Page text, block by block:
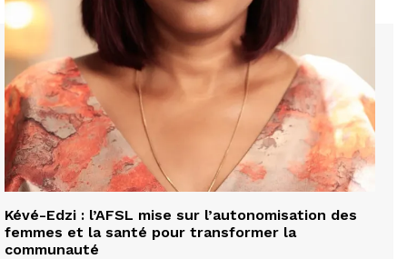
Kévé-Edzi : l’AFSL mise sur l’autonomisation des
femmes et la santé pour transformer la
communauté